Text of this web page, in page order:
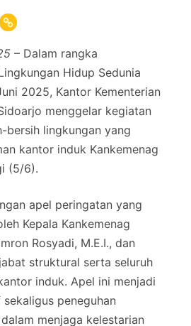
– Dalam rangka
Hidup Sedunia
2025, Kantor Kementerian
menggelar kegiatan
bersih lingkungan yang
kantor induk Kankemenag
(5/6).
apel peringatan yang
Kepala Kankemenag
Rosyadi, M.E.I., dan
struktural serta seluruh
induk. Apel ini menjadi
peneguhan
menjaga kelestarian